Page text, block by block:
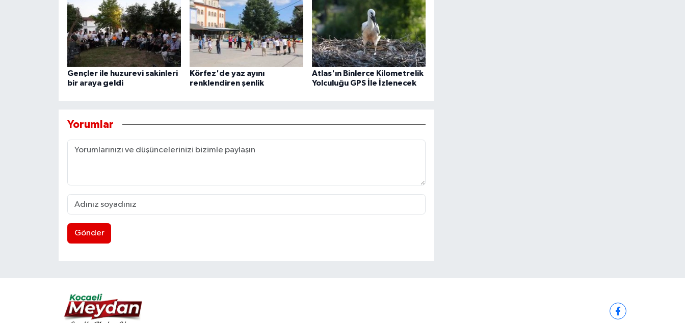
Gençler ile huzurevi sakinleri
bir araya geldi
Körfez'de yaz ayını
renklendiren şenlik
Atlas'ın Binlerce Kilometrelik
Yolculuğu GPS İle İzlenecek
Yorumlar
Gönder